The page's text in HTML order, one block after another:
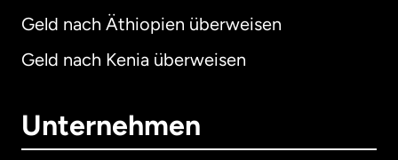
Geld nach Äthiopien überweisen
Geld nach Kenia überweisen
Unternehmen